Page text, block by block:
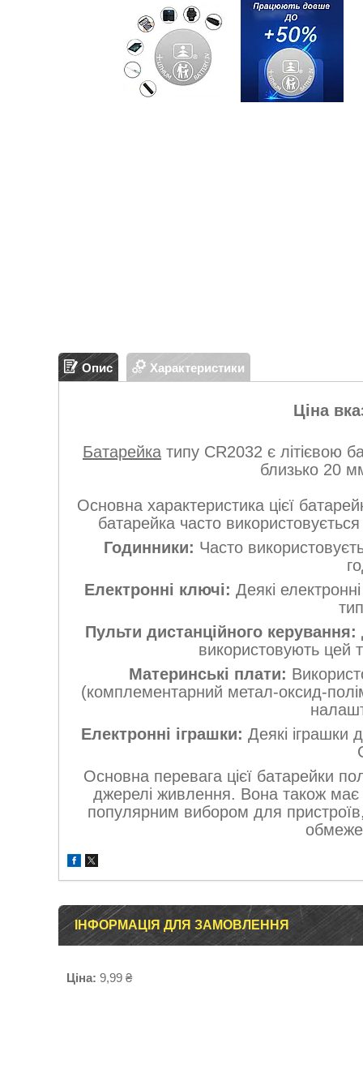
Опис Характеристики
Ціна
Батарейка типу CR2032 є літієвою
близько 20
Основна характеристика цієї
батарейка часто
Годинники: Часто
Електронні ключі: Деякі
Пульти дистанційного керування:
використовують цей
Материнські плати:
(комплементарний метал-оксид-
Електронні іграшки: Деякі іграшки
Основна перевага цієї батарейки
джерелі живлення. Вона також має
популярним вибором для
ІНФОРМАЦІЯ ДЛЯ ЗАМОВЛЕННЯ
Ціна: 9,99 ₴